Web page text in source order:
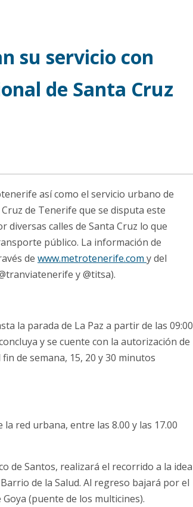
su servicio con
de Santa Cruz
así como el servicio urbano de
de Tenerife que se disputa este
calles de Santa Cruz lo que
público. La información de
de www.metrotenerife.com y del
y @titsa).
la parada de La Paz a partir de las 09:00
y se cuente con la autorización de
de semana, 15, 20 y 30 minutos
red urbana, entre las 8.00 y las 17.00
de Santos, realizará el recorrido a la idea
de la Salud. Al regreso bajará por el
(puente de los multicines).